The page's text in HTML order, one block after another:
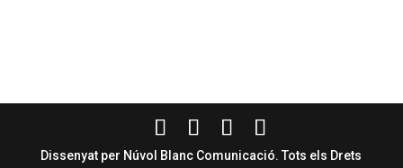
Dissenyat per Núvol Blanc Comunicació. Tots els Drets